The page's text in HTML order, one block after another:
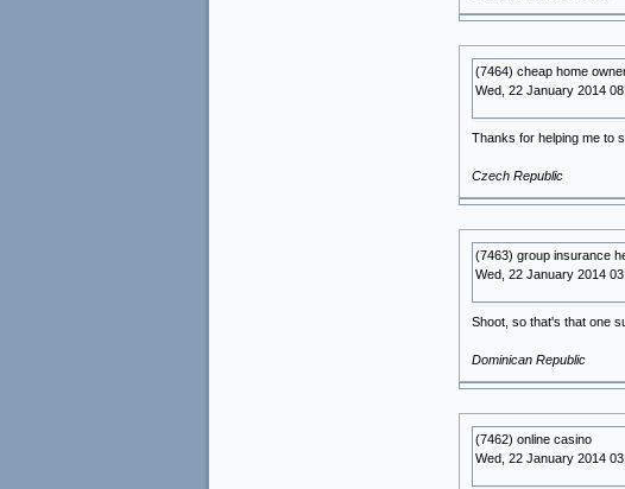
(7464) cheap home
Wed, 22 January 2014
Thanks for helping me to
Czech Republic
(7463) group insurance
Wed, 22 January 2014
Shoot, so that's that one
Dominican Republic
(7462) online casino
Wed, 22 January 2014